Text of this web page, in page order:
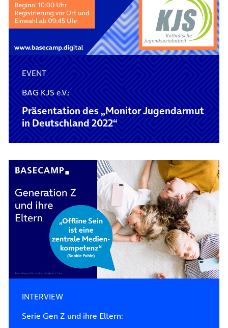
EVENT
BAG KJS e.V.:
Präsentation des „Monitor Jugendarmut
in Deutschland 2022“
INTERVIEW
Serie Gen Z und ihre Eltern: